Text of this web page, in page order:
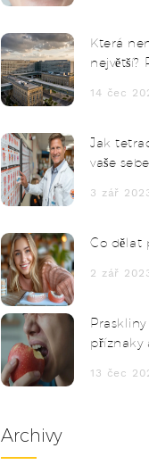
Která
největší?
14 čec
Jak
vaše
3 zář
Co dělat
2 zář
příznaky
13 čec
Archivy